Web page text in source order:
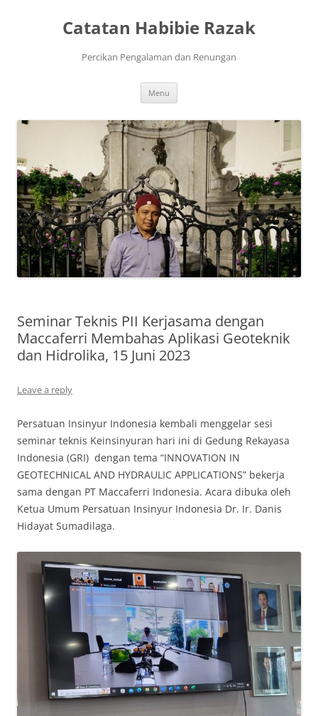
Catatan Habibie Razak
Percikan Pengalaman dan Renungan
Menu
Seminar Teknis PII Kerjasama dengan
Maccaferri Membahas Aplikasi Geoteknik
dan Hidrolika, 15 Juni 2023
Leave a reply
Persatuan Insinyur Indonesia kembali menggelar sesi
seminar teknis Keinsinyuran hari ini di Gedung Rekayasa
Indonesia (GRI) dengan tema “INNOVATION IN
GEOTECHNICAL AND HYDRAULIC APPLICATIONS” bekerja
sama dengan PT Maccaferri Indonesia. Acara dibuka oleh
Ketua Umum Persatuan Insinyur Indonesia Dr. Ir. Danis
Hidayat Sumadilaga.